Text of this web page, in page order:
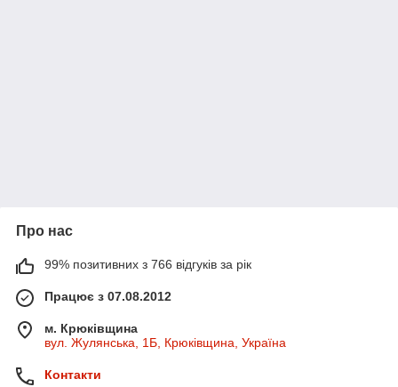
Про нас
99% позитивних з 766 відгуків за рік
Працює з 07.08.2012
м. Крюківщина
вул. Жулянська, 1Б, Крюківщина, Україна
Контакти